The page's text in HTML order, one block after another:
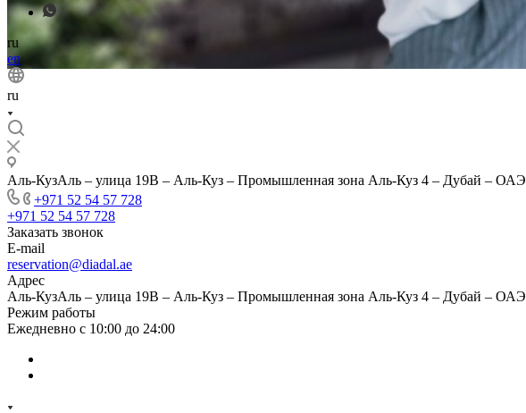
ru
en
ru
Аль-КузАль – улица 19B – Аль-Куз – Промышленная зона Аль-Куз 4 – Дубай – ОАЭ
+971 52 54 57 728
+971 52 54 57 728
Заказать звонок
E-mail
reservation@diadal.ae
Адрес
Аль-КузАль – улица 19B – Аль-Куз – Промышленная зона Аль-Куз 4 – Дубай – ОАЭ
Режим работы
Ежедневно с 10:00 до 24:00